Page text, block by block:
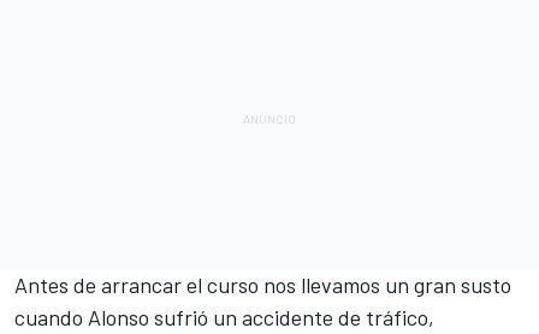
Antes de arrancar el curso nos llevamos un gran susto
cuando Alonso sufrió un accidente de tráfico,